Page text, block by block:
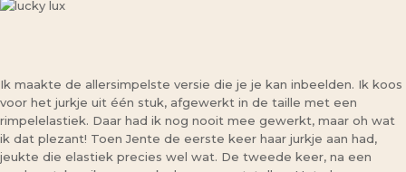
Ik maakte de allersimpelste versie die je je kan inbeelden. Ik koos
voor het jurkje uit één stuk, afgewerkt in de taille met een
rimpelelastiek. Daar had ik nog nooit mee gewerkt, maar oh wat
ik dat plezant! Toen Jente de eerste keer haar jurkje aan had,
jeukte die elastiek precies wel wat. De tweede keer, na een